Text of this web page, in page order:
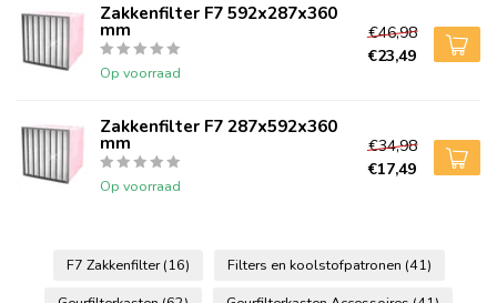
Zakkenfilter F7 592x287x360
mm
Op voorraad
€46,98
€23,49
Zakkenfilter F7 287x592x360
mm
Op voorraad
€34,98
€17,49
F7 Zakkenfilter(16) Filters en koolstofpatronen (41)